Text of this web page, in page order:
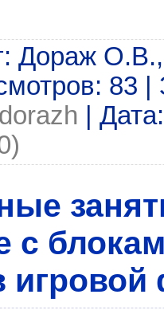
Дораж
83 |
|
с